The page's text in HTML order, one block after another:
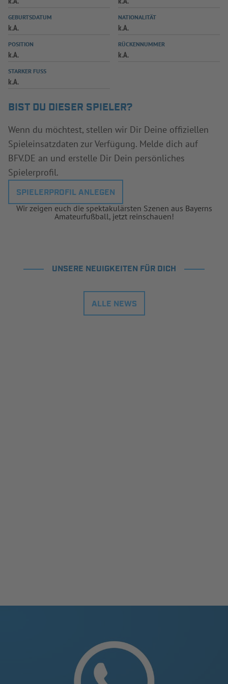
SPIELPLUS
GEBURTSDATUM
k.A.
NATIONALITÄT
k.A.
POSITION
k.A.
RÜCKENNUMMER
k.A.
STARKER FUSS
k.A.
BIST DU DIESER SPIELER?
Wenn du möchtest, stellen wir Dir Deine offiziellen
Spieleinsatzdaten zur Verfügung. Melde dich auf
BFV.DE an und erstelle Dir Dein persönliches
Spielerprofil.
SPIELERPROFIL ANLEGEN
Wir zeigen euch die spektakulärsten Szenen aus Bayerns
Amateurfußball, jetzt reinschauen!
UNSERE NEUIGKEITEN FÜR DICH
ALLE NEWS